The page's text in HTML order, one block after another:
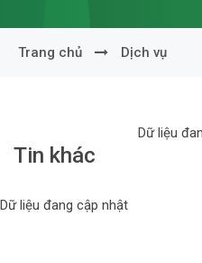
Trang chủ Dịch vụ
Dữ liệu
Tin khác
Dữ liệu đang cập nhật